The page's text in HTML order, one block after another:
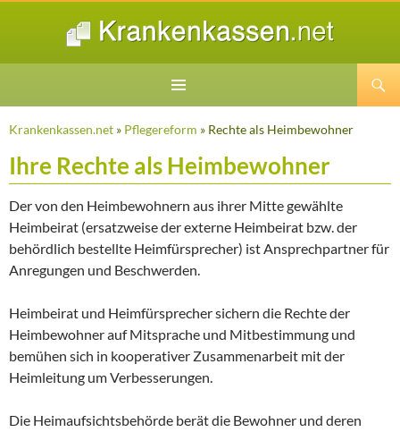
SPRINGEN
Krankenkassen.net » Pflegereform » Rechte als Heimbewohner
Ihre Rechte als Heimbewohner
Der von den Heimbewohnern aus ihrer Mitte gewählte
Heimbeirat (ersatzweise der externe Heimbeirat bzw. der
behördlich bestellte Heimfürsprecher) ist Ansprechpartner für
Anregungen und Beschwerden.
Heimbeirat und Heimfürsprecher sichern die Rechte der
Heimbewohner auf Mitsprache und Mitbestimmung und
bemühen sich in kooperativer Zusammenarbeit mit der
Heimleitung um Verbesserungen.
Die Heimaufsichtsbehörde berät die Bewohner und deren